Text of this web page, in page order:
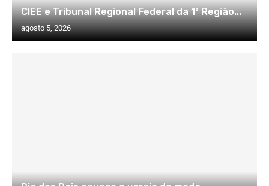
CIEE e Tribunal Regional Federal da 1ª Região...
agosto 5, 2026